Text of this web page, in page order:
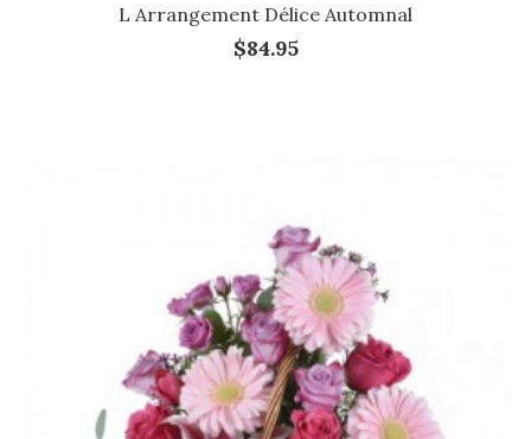
L Arrangement Délice Automnal
$84.95